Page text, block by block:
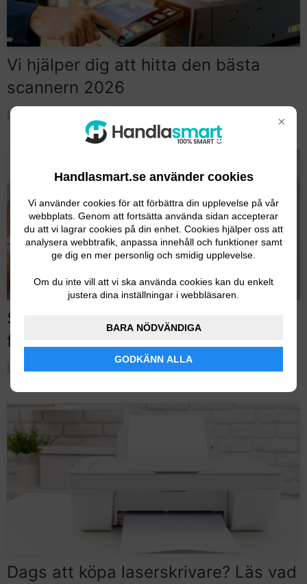
×
Handlasmart.se använder cookies
Vi använder cookies för att förbättra din upplevelse på vår
webbplats. Genom att fortsätta använda sidan accepterar
du att vi lagrar cookies på din enhet. Cookies hjälper oss att
analysera webbtrafik, anpassa innehåll och funktioner samt
ge dig en mer personlig och smidig upplevelse.
Om du inte vill att vi ska använda cookies kan du enkelt
justera dina inställningar i webbläsaren.
BARA NÖDVÄNDIGA
GODKÄNN ALLA
Vi hjälper dig att hitta den bästa
scannern 2026
Läs artikeln
Skriv ut fina foton med den bästa
fotoskrivaren 2026
Läs artikeln
Dags att köpa laserskrivare? Läs vad